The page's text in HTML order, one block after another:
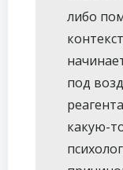
либо
под
какую-